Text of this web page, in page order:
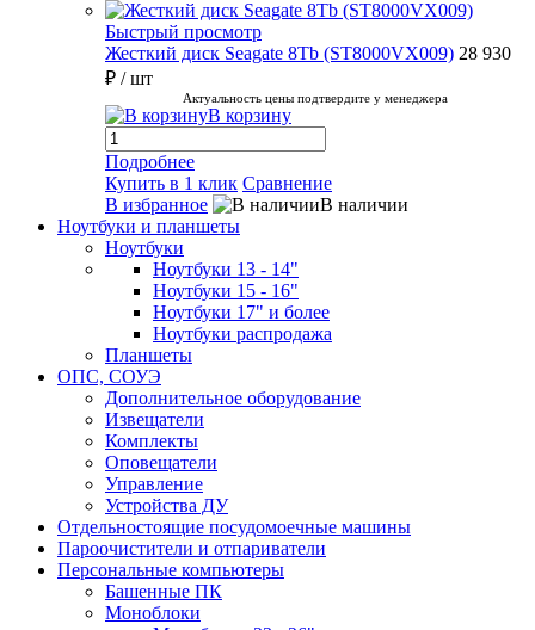
Быстрый просмотр
Жесткий диск Seagate 8Tb (ST8000VX009) 28 930
₽ / шт
Актуальность цены подтвердите у менеджера
В корзину
Подробнее
Купить в 1 клик Сравнение
В избранное
В наличии
Ноутбуки и планшеты
Ноутбуки
Ноутбуки 13 - 14"
Ноутбуки 15 - 16"
Ноутбуки 17" и более
Ноутбуки распродажа
Планшеты
ОПС, СОУЭ
Дополнительное оборудование
Извещатели
Комплекты
Оповещатели
Управление
Устройства ДУ
Отдельностоящие посудомоечные машины
Пароочистители и отпариватели
Персональные компьютеры
Башенные ПК
Моноблоки